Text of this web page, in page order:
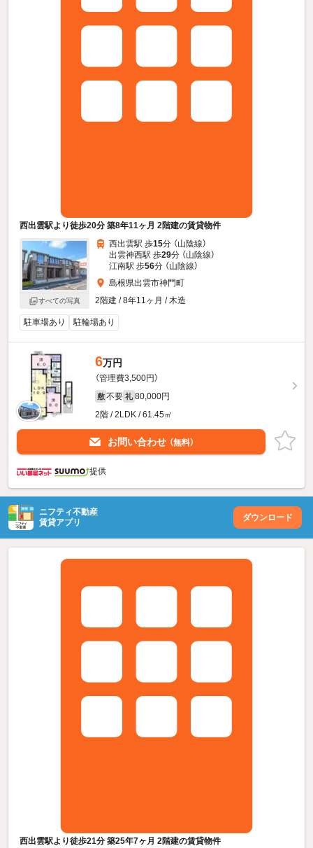
西出雲駅より徒歩20分 築8年11ヶ月 2階建の賃貸物件
すべての写真
西出雲駅 歩15分 （山陰線）
出雲神西駅 歩29分 （山陰線）
江南駅 歩56分 （山陰線）
島根県出雲市神門町
2階建 / 8年11ヶ月 / 木造
駐車場あり 駐輪場あり
6万円
（管理費3,500円）
敷 不要 礼 80,000円
2階 / 2LDK / 61.45㎡
お問い合わせ （無料）
提供
ニフティ不動産
賃貸アプリ
ダウンロード
西出雲駅より徒歩21分 築25年7ヶ月 2階建の賃貸物件